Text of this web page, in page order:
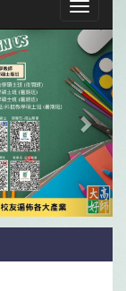
Toggle
Next